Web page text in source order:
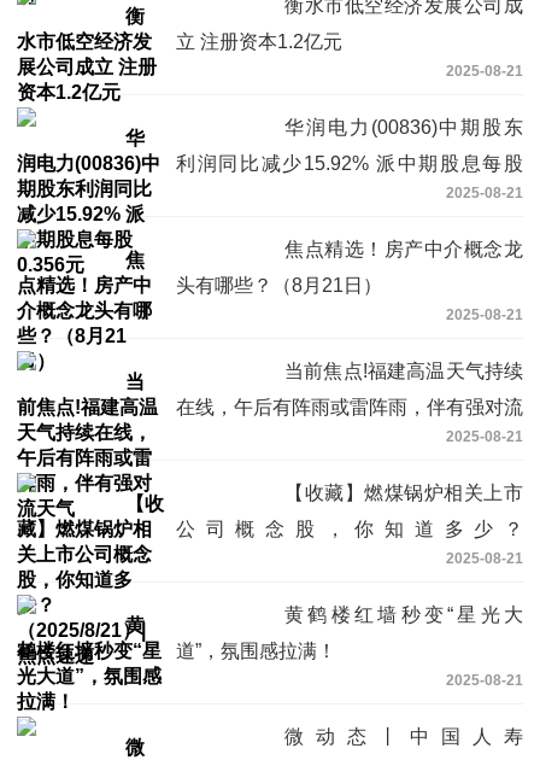
衡水市低空经济发展公司成
立 注册资本1.2亿元
2025-08-21
华润电力(00836)中期股东
利润同比减少15.92% 派中期股息每股
2025-08-21
焦点精选！房产中介概念龙
头有哪些？（8月21日）
2025-08-21
当前焦点!福建高温天气持续
在线，午后有阵雨或雷阵雨，伴有强对流
2025-08-21
【收藏】燃煤锅炉相关上市
公司概念股，你知道多少？
2025-08-21
黄鹤楼红墙秒变“星光大
道”，氛围感拉满！
2025-08-21
微动态丨中国人寿